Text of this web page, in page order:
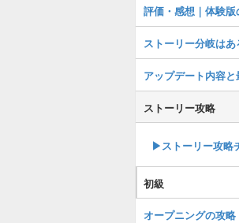
評価・感想｜体験
ストーリー分岐はあ
アップデート内容と
ストーリー攻略
▶︎ストーリー攻略
初級
オープニングの攻略